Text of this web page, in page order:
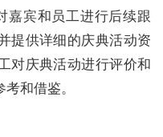
嘉宾和员工进行后续跟
提供详细的庆典活动资
对庆典活动进行评价和
和借鉴。